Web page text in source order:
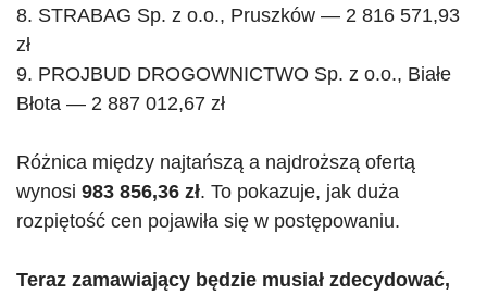
8. STRABAG Sp. z o.o., Pruszków — 2 816 571,93
zł
9. PROJBUD DROGOWNICTWO Sp. z o.o., Białe
Błota — 2 887 012,67 zł
Różnica między najtańszą a najdroższą ofertą
wynosi 983 856,36 zł. To pokazuje, jak duża
rozpiętość cen pojawiła się w postępowaniu.
Teraz zamawiający będzie musiał zdecydować,